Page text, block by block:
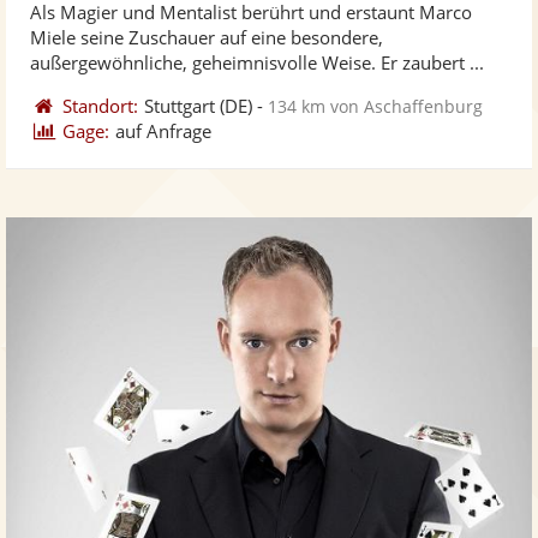
5
Sternen
Als Magier und Mentalist berührt und erstaunt Marco
Miele seine Zuschauer auf eine besondere,
außergewöhnliche, geheimnisvolle Weise. Er zaubert ...
Standort: Stuttgart (DE) - 134 km von Aschaffenburg
Gage: auf Anfrage